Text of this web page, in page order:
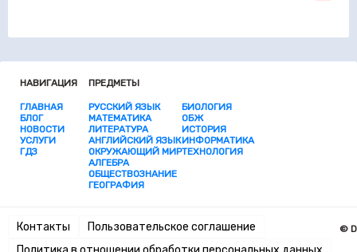
НАВИГАЦИЯ
ГЛАВНАЯ
БЛОГ
НОВОСТИ
УСЛУГИ
ГДЗ
ПРЕДМЕТЫ
РУССКИЙ ЯЗЫК
МАТЕМАТИКА
ЛИТЕРАТУРА
АНГЛИЙСКИЙ ЯЗЫК
ОКРУЖАЮЩИЙ МИР
АЛГЕБРА
ОБЩЕСТВОЗНАНИЕ
ГЕОГРАФИЯ
БИОЛОГИЯ
ОБЖ
ИСТОРИЯ
ИНФОРМАТИКА
ТЕХНОЛОГИЯ
Контакты
Пользовательское соглашение
©